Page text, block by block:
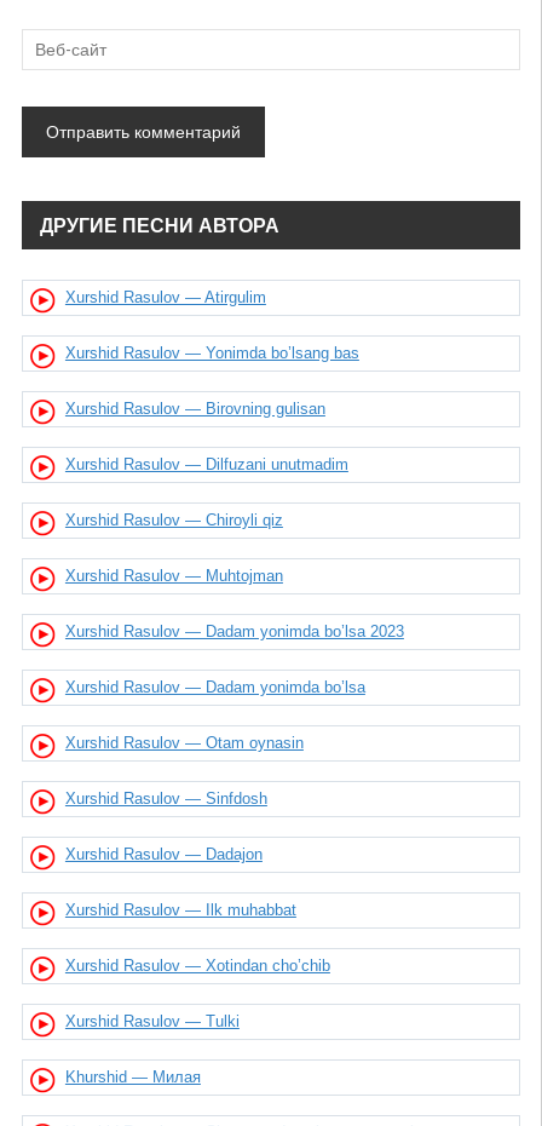
ДРУГИЕ ПЕСНИ АВТОРА
Xurshid Rasulov — Atirgulim
Xurshid Rasulov — Yonimda bo’lsang bas
Xurshid Rasulov — Birovning gulisan
Xurshid Rasulov — Dilfuzani unutmadim
Xurshid Rasulov — Chiroyli qiz
Xurshid Rasulov — Muhtojman
Xurshid Rasulov — Dadam yonimda bo’lsa 2023
Xurshid Rasulov — Dadam yonimda bo’lsa
Xurshid Rasulov — Otam oynasin
Xurshid Rasulov — Sinfdosh
Xurshid Rasulov — Dadajon
Xurshid Rasulov — Ilk muhabbat
Xurshid Rasulov — Xotindan cho’chib
Xurshid Rasulov — Tulki
Khurshid — Милая